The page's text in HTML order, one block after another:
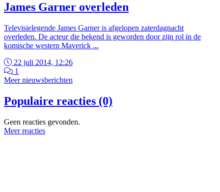
James Garner overleden
Televisielegende James Garner is afgelopen zaterdagnacht
overleden. De acteur die bekend is geworden door zijn rol in de
komische western Maverick ...
22 juli 2014, 12:26
1
Meer nieuwsberichten
Populaire reacties (0)
Geen reacties gevonden.
Meer reacties